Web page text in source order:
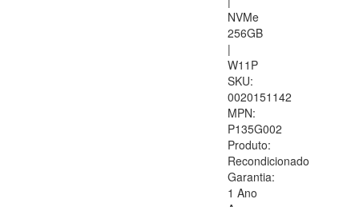
NVMe
256GB
|
W11P
SKU:
0020151142
MPN:
P135G002
Produto:
Recondicionado
Garantia:
1 Ano